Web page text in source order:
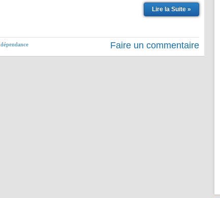
Lire la Suite »
Faire un commentaire